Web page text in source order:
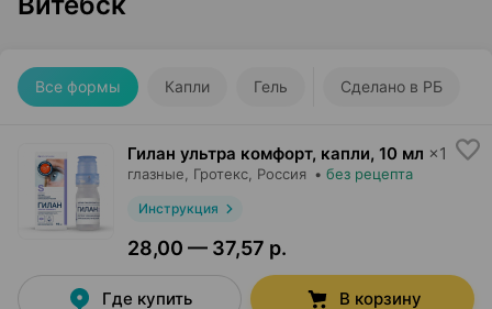
Все формы Капли Гель Сделано в РБ
Гилан ультра комфорт, капли, 10 мл ×1
глазные, Гротекс , Россия • без рецепта
Инструкция
28,00 — 37,57 р.
Где купить В корзину